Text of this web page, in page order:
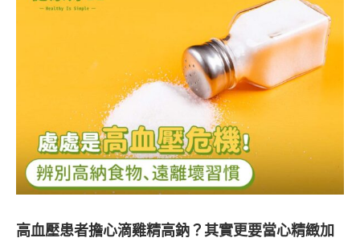
高血壓患者擔心滴雞精高鈉？其實更要當心精緻加